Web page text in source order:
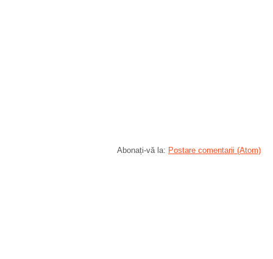
Abonați-vă la: Postare comentarii (Atom)